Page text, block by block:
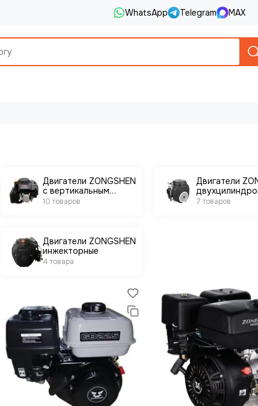
WhatsApp Telegram MAX
Двигатели ZONGSHEN
с вертикальным
валом
10 товаров
Двигатели
7 товаров
Двигатели ZONGSHEN
инжекторные
4 товара